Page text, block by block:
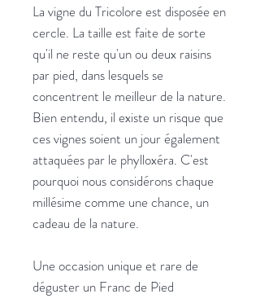
La vigne du Tricolore est disposée en
cercle. La taille est faite de sorte
qu'il ne reste qu'un ou deux raisins
par pied, dans lesquels se
concentrent le meilleur de la nature.
Bien entendu, il existe un risque que
ces vignes soient un jour également
attaquées par le phylloxéra. C'est
pourquoi nous considérons chaque
millésime comme une chance, un
cadeau de la nature.
Une occasion unique et rare de
déguster un Franc de Pied